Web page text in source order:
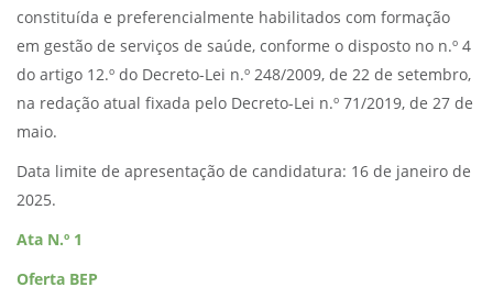
constituída e preferencialmente habilitados com formação
em gestão de serviços de saúde, conforme o disposto no n.º 4
do artigo 12.º do Decreto-Lei n.º 248/2009, de 22 de setembro,
na redação atual fixada pelo Decreto-Lei n.º 71/2019, de 27 de
maio.
Data limite de apresentação de candidatura: 16 de janeiro de
2025.
Ata N.º 1
Oferta BEP